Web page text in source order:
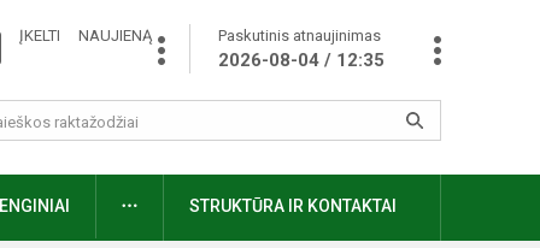
ĮKELTI NAUJIENĄ Paskutinis atnaujinimas
2026-08-04 / 12:35
STRUKTŪRA IR KONTAKTAI